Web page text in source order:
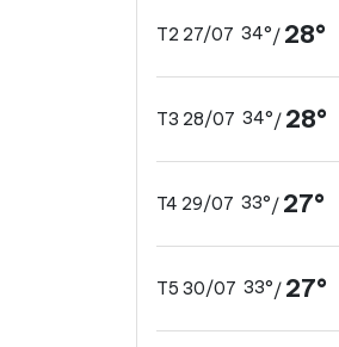
T2 27/07 34°/ 28°
T3 28/07 34°/ 28°
T4 29/07 33°/ 27°
T5 30/07 33°/ 27°